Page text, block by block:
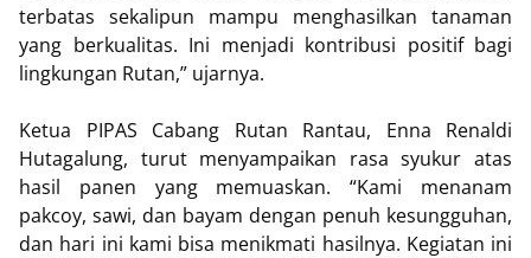
terbatas sekalipun mampu menghasilkan tanaman
yang berkualitas. Ini menjadi kontribusi positif bagi
lingkungan Rutan,” ujarnya.
Ketua PIPAS Cabang Rutan Rantau, Enna Renaldi
Hutagalung, turut menyampaikan rasa syukur atas
hasil panen yang memuaskan. “Kami menanam
pakcoy, sawi, dan bayam dengan penuh kesungguhan,
dan hari ini kami bisa menikmati hasilnya. Kegiatan ini